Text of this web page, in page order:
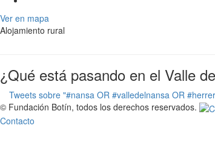
Ver en mapa
Alojamiento rural
¿Qué está pasando en el Valle
Tweets sobre "#nansa OR #valledelnansa OR
© Fundación Botín, todos los derechos reservados.
Contacto